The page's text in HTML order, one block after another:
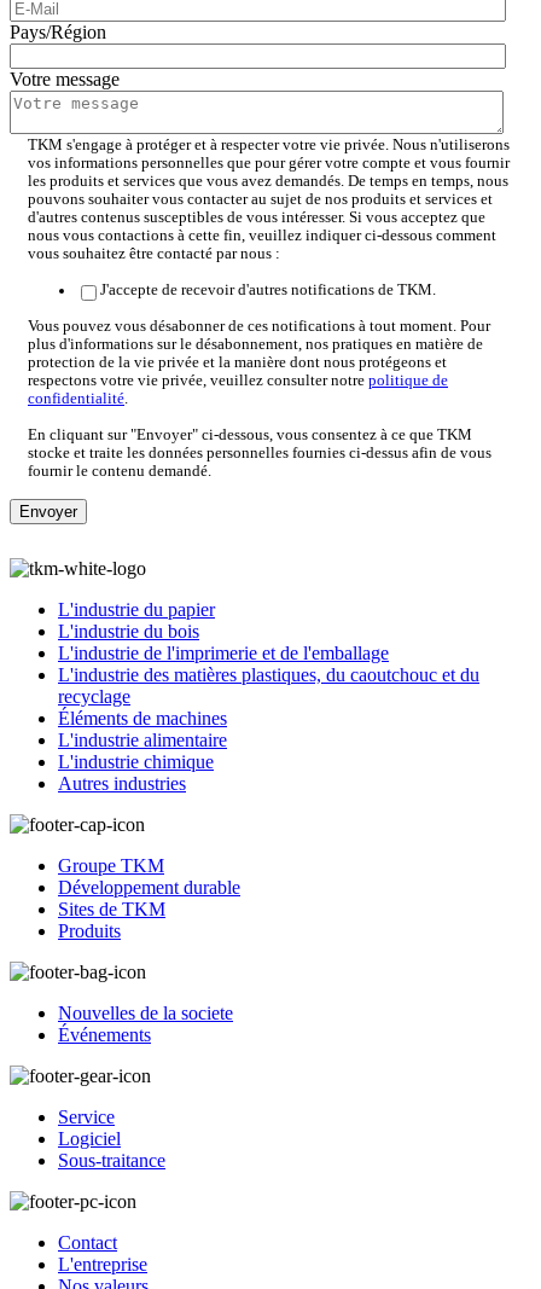
Pays/Région
Votre message
TKM s'engage à protéger et à respecter votre vie privée. Nous n'utiliserons
vos informations personnelles que pour gérer votre compte et vous fournir
les produits et services que vous avez demandés. De temps en temps, nous
pouvons souhaiter vous contacter au sujet de nos produits et services et
d'autres contenus susceptibles de vous intéresser. Si vous acceptez que
nous vous contactions à cette fin, veuillez indiquer ci-dessous comment
vous souhaitez être contacté par nous :
J'accepte de recevoir d'autres notifications de TKM.
Vous pouvez vous désabonner de ces notifications à tout moment. Pour
plus d'informations sur le désabonnement, nos pratiques en matière de
protection de la vie privée et la manière dont nous protégeons et
respectons votre vie privée, veuillez consulter notre politique de
confidentialité.
En cliquant sur "Envoyer" ci-dessous, vous consentez à ce que TKM
stocke et traite les données personnelles fournies ci-dessus afin de vous
fournir le contenu demandé.
L'industrie du papier
L'industrie du bois
L'industrie de l'imprimerie et de l'emballage
L'industrie des matières plastiques, du caoutchouc et du
recyclage
Éléments de machines
L'industrie alimentaire
L'industrie chimique
Autres industries
Groupe TKM
Développement durable
Sites de TKM
Produits
Nouvelles de la societe
Événements
Service
Logiciel
Sous-traitance
Contact
L'entreprise